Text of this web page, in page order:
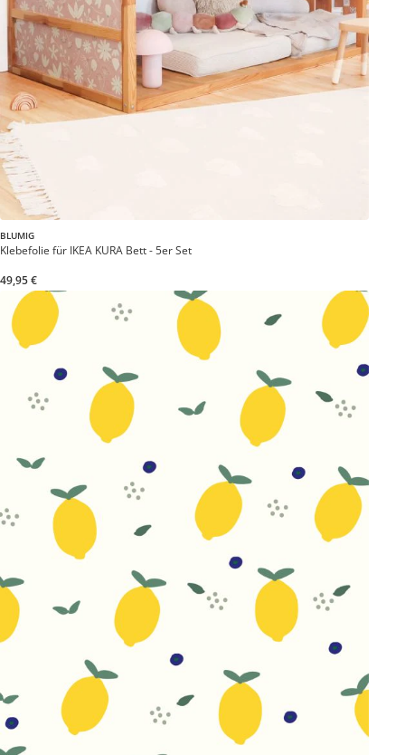
BLUMIG
Klebefolie für IKEA KURA Bett - 5er Set
49,95 €